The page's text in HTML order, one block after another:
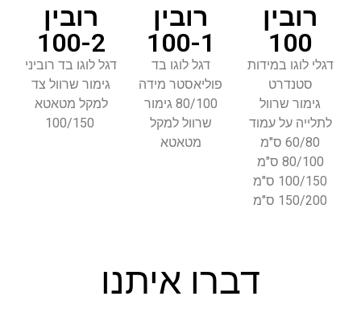
רובין
100
דגלי לוגו במידות
סטנדרט
גימור שרוול
לתלייה על עמוד
60/80 ס"מ
80/100 ס"מ
100/150 ס"מ
150/200 ס"מ
רובין
100-1
דגל לוגו בד
פוליאסטר מידה
80/100 גימור
שרוול למקל
מטאטא
רובין
100-2
דגל לוגו בד רוביני
גימור שרוול צד
למקל מטאטא
דברו איתנו